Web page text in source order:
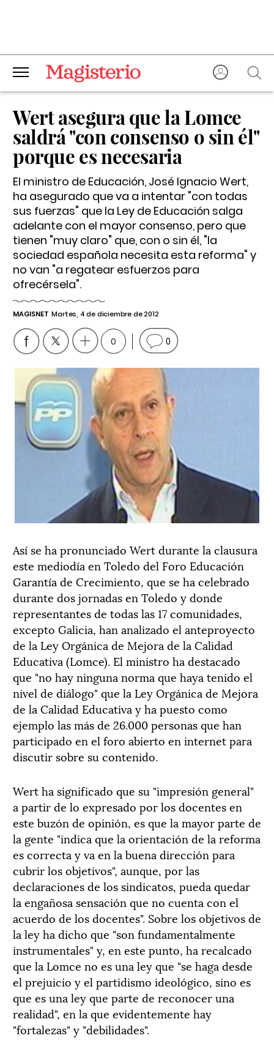
Wert asegura que la Lomce
saldrá "con consenso o sin él"
porque es necesaria
El ministro de Educación, José Ignacio Wert,
ha asegurado que va a intentar "con todas
sus fuerzas" que la Ley de Educación salga
adelante con el mayor consenso, pero que
tienen "muy claro" que, con o sin él, "la
sociedad española necesita esta reforma" y
no van "a regatear esfuerzos para
ofrecérsela".
MAGISNET Martes, 4 de diciembre de 2012
0 0
Así se ha pronunciado Wert durante la clausura
este mediodía en Toledo del Foro Educación
Garantía de Crecimiento, que se ha celebrado
durante dos jornadas en Toledo y donde
representantes de todas las 17 comunidades,
excepto Galicia, han analizado el anteproyecto
de la Ley Orgánica de Mejora de la Calidad
Educativa (Lomce). El ministro ha destacado
que "no hay ninguna norma que haya tenido el
nivel de diálogo" que la Ley Orgánica de Mejora
de la Calidad Educativa y ha puesto como
ejemplo las más de 26.000 personas que han
participado en el foro abierto en internet para
discutir sobre su contenido.
Wert ha significado que su "impresión general"
a partir de lo expresado por los docentes en
este buzón de opinión, es que la mayor parte de
la gente "indica que la orientación de la reforma
es correcta y va en la buena dirección para
cubrir los objetivos", aunque, por las
declaraciones de los sindicatos, pueda quedar
la engañosa sensación que no cuenta con el
acuerdo de los docentes". Sobre los objetivos de
la ley ha dicho que "son fundamentalmente
instrumentales" y, en este punto, ha recalcado
que la Lomce no es una ley que "se haga desde
el prejuicio y el partidismo ideológico, sino es
que es una ley que parte de reconocer una
realidad", en la que evidentemente hay
"fortalezas" y "debilidades".